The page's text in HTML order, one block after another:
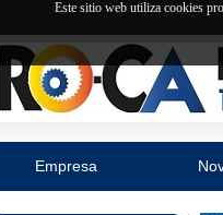
Este sitio web utiliza cookies
Empresa